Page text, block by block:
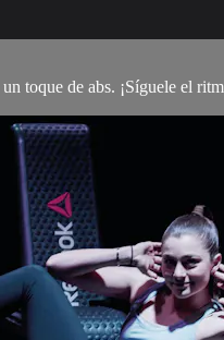
toque de abs. ¡Síguele el